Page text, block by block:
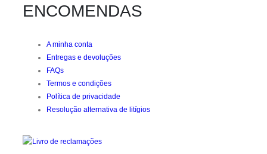
ENCOMENDAS
A minha conta
Entregas e devoluções
FAQs
Termos e condições
Política de privacidade
Resolução alternativa de litígios